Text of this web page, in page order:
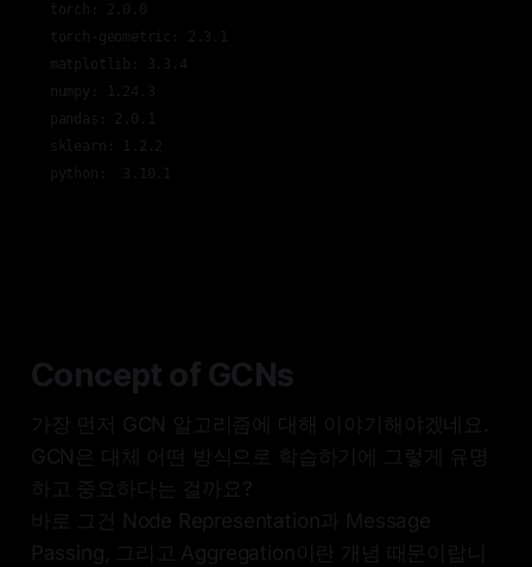
torch: 2.0.0
torch-geometric: 2.3.1
matplotlib: 3.3.4
numpy: 1.24.3
pandas: 2.0.1
sklearn: 1.2.2
python:  3.10.1
Concept of GCNs
가장 먼저 GCN 알고리즘에 대해 이야기해야겠네요.
GCN은 대체 어떤 방식으로 학습하기에 그렇게 유명
하고 중요하다는 걸까요?
바로 그건 Node Representation과 Message
Passing, 그리고 Aggregation이란 개념 때문이랍니